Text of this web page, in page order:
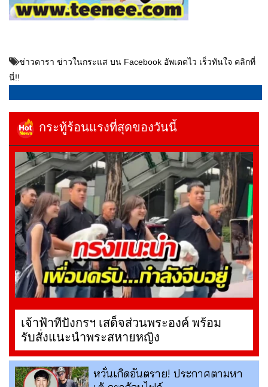
ข่าวดารา ข่าวในกระแส บน Facebook อัพเดตไว เร็วทันใจ คลิกที่
นี่!!
กระทู้ร้อนแรงที่สุดของวันนี้
เจ้าฟ้าทีปังกรฯ เสด็จส่วนพระองค์ พร้อม
รับสั่งแนะนำพระสหายหญิง
หวั่นเกิดอันตราย! ประกาศตามหา